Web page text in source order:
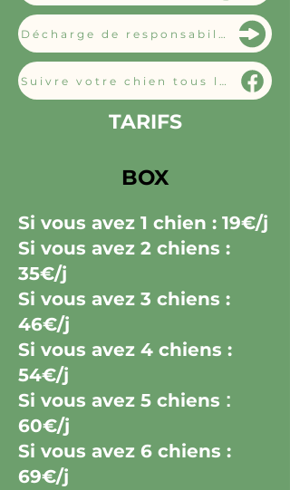
TARIFS
BOX
Si vous avez 1 chien : 19€/j
Si vous avez 2 chiens :
35€/j
Si vous avez 3 chiens :
46€/j
Si vous avez 4 chiens :
54€/j
Si vous avez 5 chiens :
60€/j
Si vous avez 6 chiens :
69€/j